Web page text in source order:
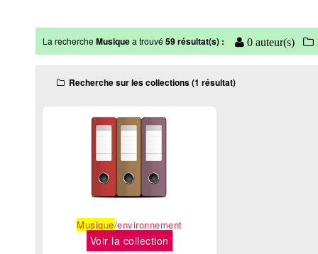
La rechercheMusiquea trouvé59 résultat(s) : 0 auteur(s)
Recherche sur les collections (1 résultat)
Musique/environnement
Voir la collection